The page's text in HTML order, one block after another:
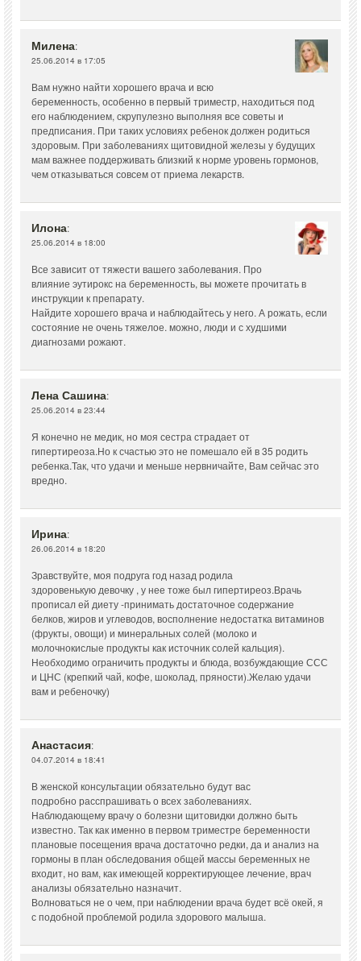
Милена:
25.06.2014 в 17:05
Вам нужно найти хорошего врача и всю
беременность, особенно в первый триместр, находиться под
его наблюдением, скрупулезно выполняя все советы и
предписания. При таких условиях ребенок должен родиться
здоровым. При заболеваниях щитовидной железы у будущих
мам важнее поддерживать близкий к норме уровень гормонов,
чем отказываться совсем от приема лекарств.
Илона:
25.06.2014 в 18:00
Все зависит от тяжести вашего заболевания. Про
влияние эутирокс на беременность, вы можете прочитать в
инструкции к препарату.
Найдите хорошего врача и наблюдайтесь у него. А рожать, если
состояние не очень тяжелое. можно, люди и с худшими
диагнозами рожают.
Лена Сашина:
25.06.2014 в 23:44
Я конечно не медик, но моя сестра страдает от
гипертиреоза.Но к счастью это не помешало ей в 35 родить
ребенка.Так, что удачи и меньше нервничайте, Вам сейчас это
вредно.
Ирина:
26.06.2014 в 18:20
Зравствуйте, моя подруга год назад родила
здоровенькую девочку , у нее тоже был гипертиреоз.Врачь
прописал ей диету -принимать достаточное содержание
белков, жиров и углеводов, восполнение недостатка витаминов
(фрукты, овощи) и минеральных солей (молоко и
молочнокислые продукты как источник солей кальция).
Необходимо ограничить продукты и блюда, возбуждающие ССС
и ЦНС (крепкий чай, кофе, шоколад, пряности).Желаю удачи
вам и ребеночку)
Анастасия:
04.07.2014 в 18:41
В женской консультации обязательно будут вас
подробно расспрашивать о всех заболеваниях.
Наблюдающему врачу о болезни щитовидки должно быть
известно. Так как именно в первом триместре беременности
плановые посещения врача достаточно редки, да и анализ на
гормоны в план обследования общей массы беременных не
входит, но вам, как имеющей корректирующее лечение, врач
анализы обязательно назначит.
Волноваться не о чем, при наблюдении врача будет всё окей, я
с подобной проблемой родила здорового малыша.